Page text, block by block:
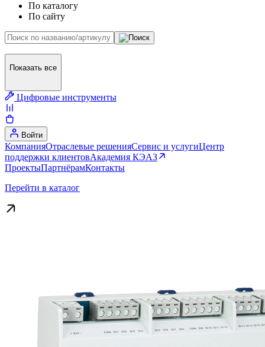
По каталогу
По сайту
Показать все
Цифровые инструменты
Войти
КомпанияОтраслевые решенияСервис и услугиЦентр
поддержки клиентовАкадемия КЭАЗ
ПроектыПартнёрамКонтакты
Перейти в каталог